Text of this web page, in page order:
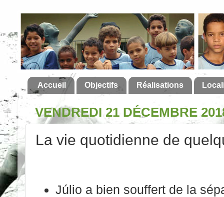
Accueil Objectifs Réalisations
VENDREDI 21 DÉCEMBRE
La vie quotidienne de
Júlio a bien souffert de la